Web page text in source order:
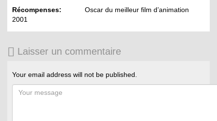
Récompenses: Oscar du meilleur film d’animation
2001
Laisser un commentaire
Your email address will not be published.